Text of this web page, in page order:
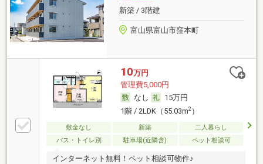
新築 / 3階建
富山県富山市窪本町
10万円
管理費5,000円
なし
15万円
1階 / 2LDK（55.03m2）
敷金なし 新築
二人暮らし
バス・トイレ別
駐車場(近隣含) ペット相談可
インターネット無料！ペット相談可物件♪